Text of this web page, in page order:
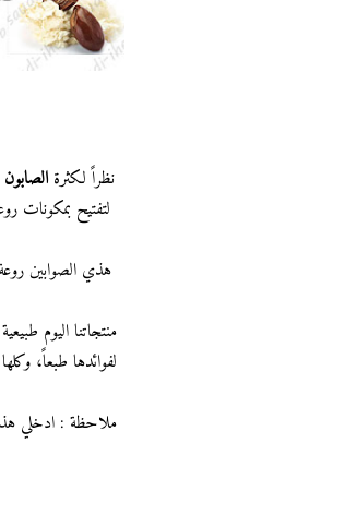
نظراً لكثرةالصابون
لتفتيح بمكونات
هذي الصوابين
منتجاتنا اليوم
لفوائدها طبعاً،
ملاحظة : ادخلي